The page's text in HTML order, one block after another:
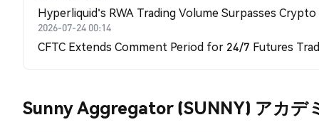
Hyperliquid's RWA Trading Volume Surpasses
2026-07-24 00:14
CFTC Extends Comment Period for 24/7 Futures
Sunny Aggregator (SUNNY) アカデ